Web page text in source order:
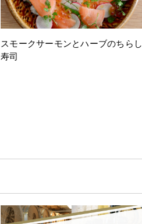
スモークサーモンとハーブのちらし
寿司